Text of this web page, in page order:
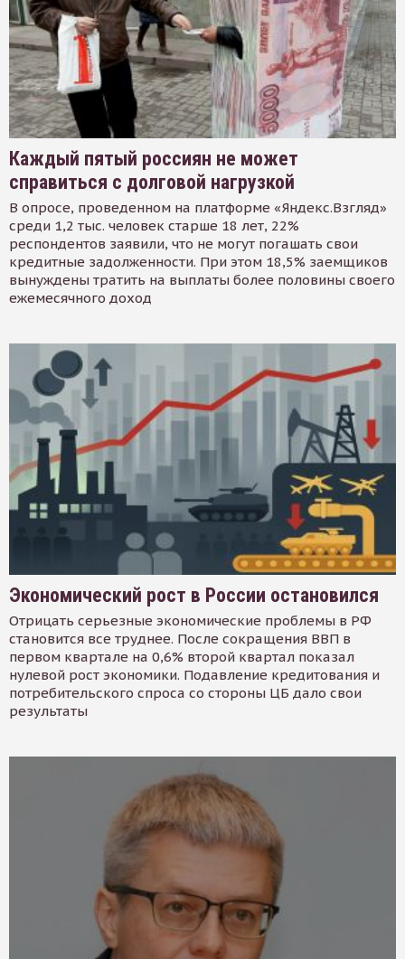
Каждый пятый россиян не может
справиться с долговой нагрузкой
В опросе, проведенном на платформе «Яндекс.Взгляд»
среди 1,2 тыс. человек старше 18 лет, 22%
респондентов заявили, что не могут погашать свои
кредитные задолженности. При этом 18,5% заемщиков
вынуждены тратить на выплаты более половины своего
ежемесячного доход
Экономический рост в России остановился
Отрицать серьезные экономические проблемы в РФ
становится все труднее. После сокращения ВВП в
первом квартале на 0,6% второй квартал показал
нулевой рост экономики. Подавление кредитования и
потребительского спроса со стороны ЦБ дало свои
результаты